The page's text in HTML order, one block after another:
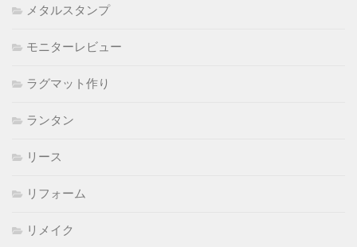
メタルスタンプ
モニターレビュー
ラグマット作り
ランタン
リース
リフォーム
リメイク